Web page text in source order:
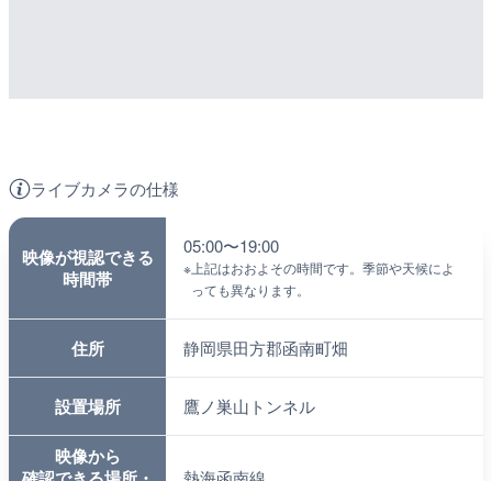
ライブカメラの仕様
映像が視認できる
時間帯
05:00〜19:00
※ 上記はおおよその時間です。季節や天候によ
っても異なります。
住所 静岡県田方郡函南町畑
設置場所 鷹ノ巣山トンネル
映像から